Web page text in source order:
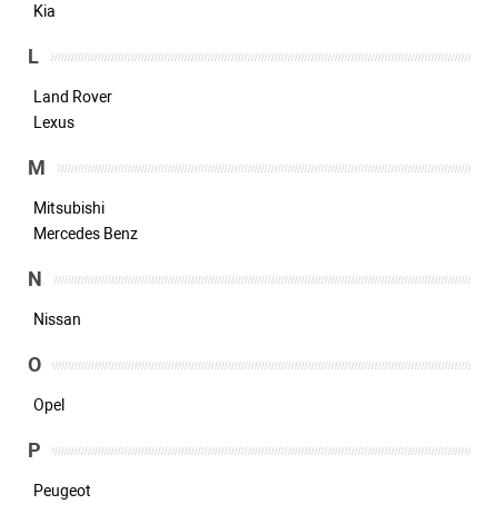
Kia
L
Land Rover
Lexus
M
Mitsubishi
Mercedes Benz
N
Nissan
O
Opel
P
Peugeot